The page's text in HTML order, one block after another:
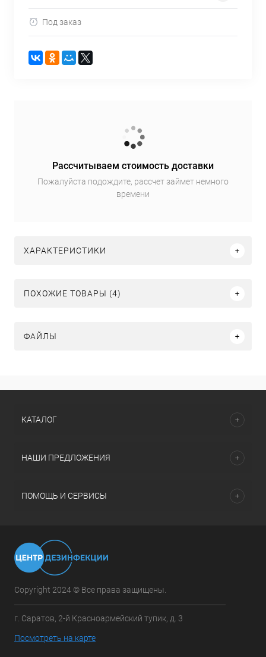
Под заказ
Рассчитываем стоимость доставки
Пожалуйста подождите, рассчет займет немного
времени
ХАРАКТЕРИСТИКИ
ПОХОЖИЕ ТОВАРЫ (4)
ФАЙЛЫ
КАТАЛОГ
НАШИ ПРЕДЛОЖЕНИЯ
ПОМОЩЬ И СЕРВИСЫ
Copyright 2024 © Все права защищены.
г. Саратов, 2-й Красноармейский тупик, д. 3
Посмотреть на карте